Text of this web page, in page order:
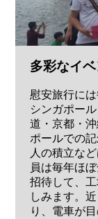
多彩なイ
慰安旅行に
シンガポー
道・京都・
ポールでの
人の積立な
員は毎年ほ
招待して、
しみます。
り、電車が